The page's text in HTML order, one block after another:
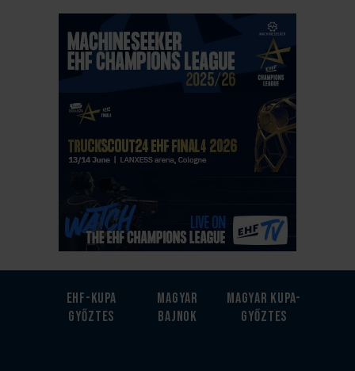
EHF-Kupa
győztes
Magyar
bajnok
Magyar kupa-
győztes